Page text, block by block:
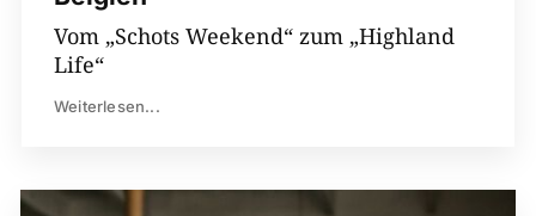
Vom „Schots Weekend“ zum „Highland
Life“
Weiterlesen...